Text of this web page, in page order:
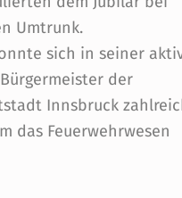
Umtrunk.
sich in seiner
der
Innsbruck
das Feuerwehrwesen